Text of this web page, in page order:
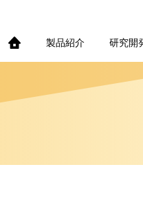
製品紹介 研究開